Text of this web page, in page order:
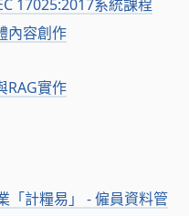
17025:2017系統課程
內容創作
RAG實作
「計糧易」 - 僱員資料管